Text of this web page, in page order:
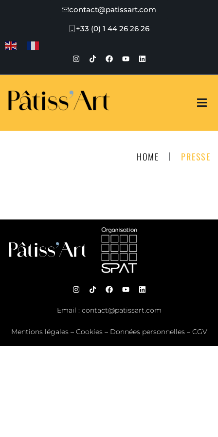
contact@patissart.com
+33 (0) 1 44 26 26 26
HOME | PRESSE
Email : contact@patissart.com
Mentions légales– Cookies– Données personnelles– CGV